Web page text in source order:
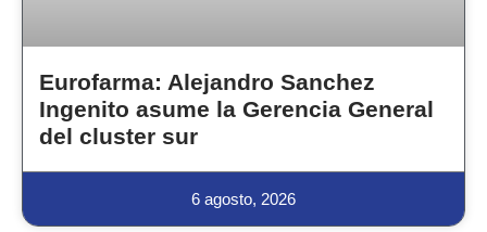
Eurofarma: Alejandro Sanchez
Ingenito asume la Gerencia General
del cluster sur
6 agosto, 2026